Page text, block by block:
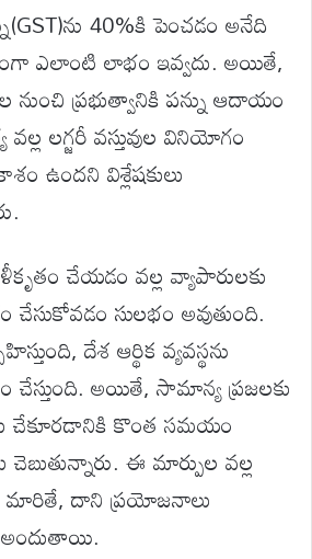
40%కి పెంచడం అనేది
ఎలాంటి లాభం ఇవ్వదు. అయితే,
నుంచి ప్రభుత్వానికి పన్ను ఆదాయం
లగ్జరీ వస్తువుల వినియోగం
ఉందని విశ్లేషకులు
చేయడం వల్ల వ్యాపారులకు
చేసుకోవడం సులభం అవుతుంది.
దేశ ఆర్థిక వ్యవస్థను
అయితే, సామాన్య ప్రజలకు
చేకూరడానికి కొంత సమయం
చెబుతున్నారు. ఈ మార్పుల వల్ల
మారితే, దాని ప్రయోజనాలు
అందుతాయి.